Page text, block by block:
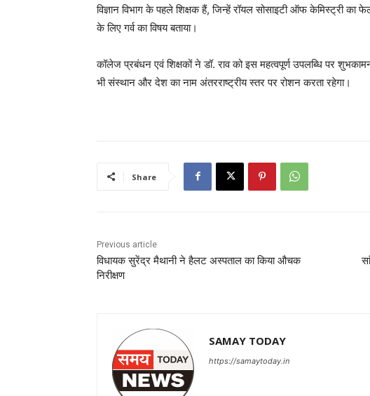
विज्ञान विभाग के पहले शिक्षक हैं, जिन्हें रॉयल सोसाइटी ऑफ केमिस्ट्री का
के लिए गर्व का विषय बताया।
कॉलेज प्रबंधन एवं शिक्षकों ने डॉ. राव को इस महत्वपूर्ण उपलब्धि पर
भी संस्थान और देश का नाम अंतरराष्ट्रीय स्तर पर रोशन करता रहेगा।
Share
Previous article
विधायक सुरेंद्र मैथानी ने हैलट अस्पताल का किया औचक
निरीक्षण
SAMAY TODAY
https://samaytoday.in